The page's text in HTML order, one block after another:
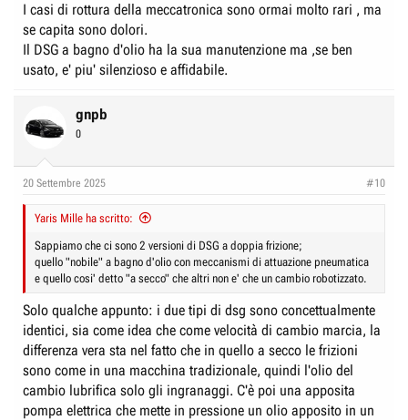
I casi di rottura della meccatronica sono ormai molto rari , ma
se capita sono dolori.
Il DSG a bagno d'olio ha la sua manutenzione ma ,se ben
usato, e' piu' silenzioso e affidabile.
gnpb
0
20 Settembre 2025 #10
Yaris Mille ha scritto:
Sappiamo che ci sono 2 versioni di DSG a doppia frizione;
quello "nobile" a bagno d'olio con meccanismi di attuazione pneumatica
e quello cosi' detto "a secco" che altri non e' che un cambio robotizzato.
Solo qualche appunto: i due tipi di dsg sono concettualmente
identici, sia come idea che come velocità di cambio marcia, la
differenza vera sta nel fatto che in quello a secco le frizioni
sono come in una macchina tradizionale, quindi l'olio del
cambio lubrifica solo gli ingranaggi. C'è poi una apposita
pompa elettrica che mette in pressione un olio apposito in un